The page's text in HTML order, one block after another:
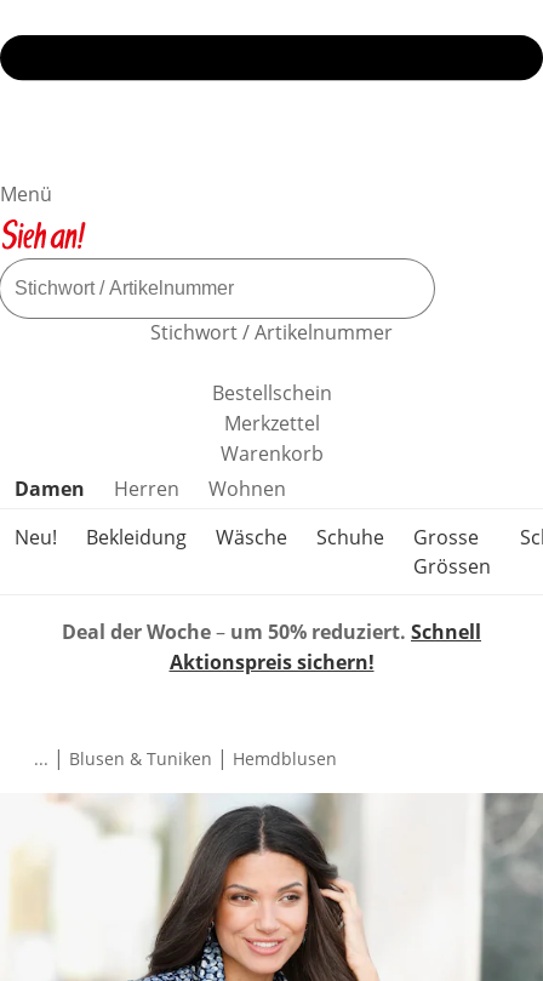
Menü
Stichwort / Artikelnummer
Bestellschein
Merkzettel
Warenkorb
Produktkategorien überspringen
Damen Herren
Wohnen
Neu!
Bekleidung Wäsche Schuhe
Grosse
Grössen
Deal der Woche– um 50% reduziert. Schnell
Aktionspreis sichern!
... | Blusen & Tuniken | Hemdblusen